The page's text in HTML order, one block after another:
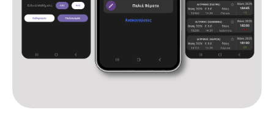
Παλιά θέματα
Επικοινωνία